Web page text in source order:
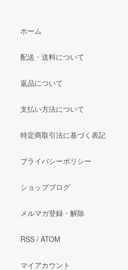
ホーム
配送・送料について
返品について
支払い方法について
特定商取引法に基づく表記
プライバシーポリシー
ショップブログ
メルマガ登録・解除
RSS / ATOM
マイアカウント